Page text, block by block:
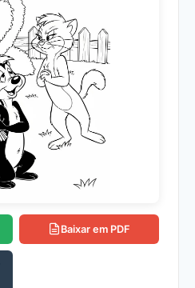
Baixar em PDF